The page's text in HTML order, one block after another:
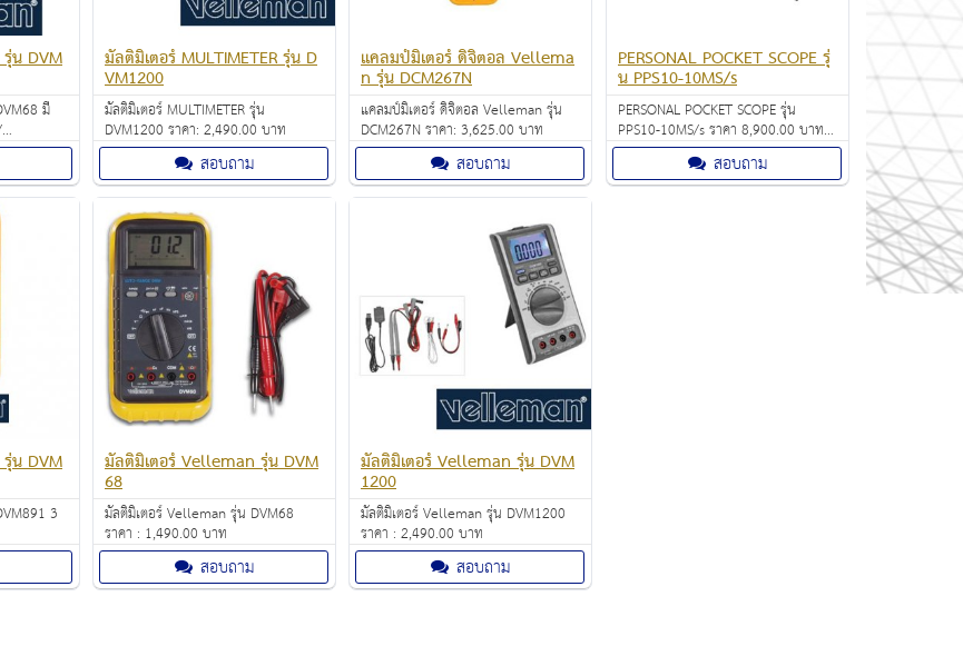
น DVM
มี
ราคา:
มัลติมิเตอร์ MULTIMETER รุ่น D
VM1200
มัลติมิเตอร์ MULTIMETER รุ่น
DVM1200 ราคา: 2,490.00 บาท
สอบถาม
แคลมป์มิเตอร์ ดิจิตอล Vellema
n รุ่น DCM267N
แคลมป์มิเตอร์ ดิจิตอล Velleman รุ่น
DCM267N ราคา: 3,625.00 บาท
สอบถาม
PERSONAL POCKET SCOPE รุ่
น PPS10-10MS/s
PERSONAL POCKET SCOPE รุ่น
PPS10-10MS/s ราคา 8,900.00 บาท
Scope มี Joystick ควบคุมการทำงาน
เหมือนมือจริงๆ ตั้งค่าทุกอย่างให้ทำงาน
ได้ง่าย
สอบถาม
น DVM
3
CAP
มัลติมิเตอร์ Velleman รุ่น DVM
68
มัลติมิเตอร์ Velleman รุ่น DVM68
ราคา : 1,490.00 บาท
สอบถาม
มัลติมิเตอร์ Velleman รุ่น DVM
1200
มัลติมิเตอร์ Velleman รุ่น DVM1200
ราคา : 2,490.00 บาท
สอบถาม